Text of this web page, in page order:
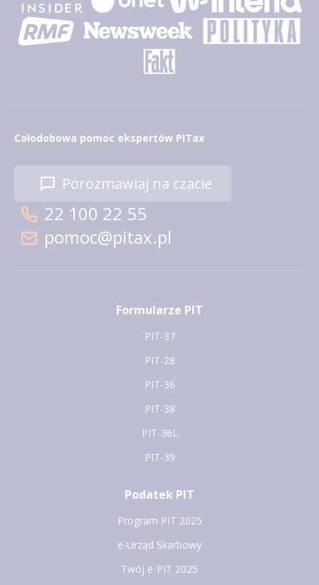
Całodobowa pomoc ekspertów PITax
Porozmawiaj na czacie
22 100 22 55
pomoc@pitax.pl
Formularze PIT
PIT-37
PIT-28
PIT-36
PIT-38
PIT-36L
PIT-39
Podatek PIT
Program PIT 2025
e-Urząd Skarbowy
Twój e-PIT 2025